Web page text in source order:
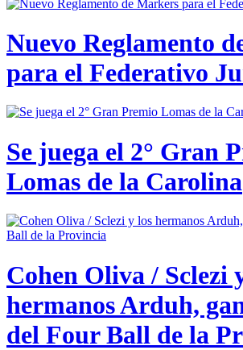
Nuevo Reglamento
para el Federativo
Se juega el 2° Gran
Lomas de la Carolina
Cohen Oliva / Sclezi
hermanos Arduh,
del Four Ball de la